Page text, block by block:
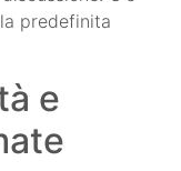
predefinita
e